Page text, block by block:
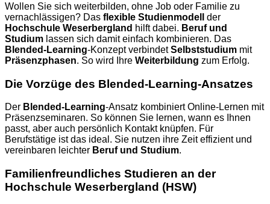
Wollen Sie sich weiterbilden, ohne Job oder Familie zu
vernachlässigen? Das flexible Studienmodell
der
Hochschule Weserbergland hilft dabei. Beruf und
Studium lassen sich damit einfach kombinieren. Das
Blended-Learning-Konzept verbindetSelbststudium mit
Präsenzphasen. So wird Ihre Weiterbildung zum Erfolg.
Die Vorzüge des Blended-Learning-Ansatzes
Der Blended-Learning-Ansatz kombiniert Online-Lernen mit
Präsenzseminaren. So können Sie lernen, wann es Ihnen
passt, aber auch persönlich Kontakt knüpfen. Für
Berufstätige ist das ideal. Sie nutzen ihre Zeit effizient und
vereinbaren leichter Beruf und Studium.
Familienfreundliches Studieren an der
Hochschule Weserbergland (HSW)